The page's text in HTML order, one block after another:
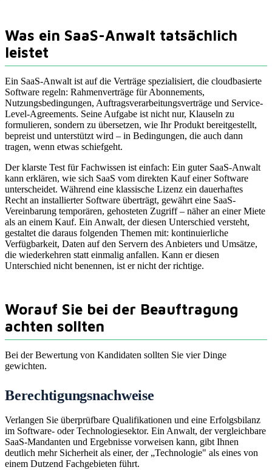
Was ein SaaS-Anwalt tatsächlich
leistet
Ein SaaS-Anwalt ist auf die Verträge spezialisiert, die cloudbasierte
Software regeln: Rahmenverträge für Abonnements,
Nutzungsbedingungen, Auftragsverarbeitungsverträge und Service-
Level-Agreements. Seine Aufgabe ist nicht nur, Klauseln zu
formulieren, sondern zu übersetzen, wie Ihr Produkt bereitgestellt,
bepreist und unterstützt wird – in Bedingungen, die auch dann
tragen, wenn etwas schiefgeht.
Der klarste Test für Fachwissen ist einfach: Ein guter SaaS-Anwalt
kann erklären, wie sich SaaS vom direkten Kauf einer Software
unterscheidet. Während eine klassische Lizenz ein dauerhaftes
Recht an installierter Software überträgt, gewährt eine SaaS-
Vereinbarung temporären, gehosteten Zugriff – näher an einer Miete
als an einem Kauf. Ein Anwalt, der diesen Unterschied versteht,
gestaltet die daraus folgenden Themen mit: kontinuierliche
Verfügbarkeit, Daten auf den Servern des Anbieters und Umsätze,
die wiederkehren statt einmalig anfallen. Kann er diesen
Unterschied nicht benennen, ist er nicht der richtige.
Worauf Sie bei der Beauftragung
achten sollten
Bei der Bewertung von Kandidaten sollten Sie vier Dinge
gewichten.
Berechtigungsnachweise
Verlangen Sie überprüfbare Qualifikationen und eine Erfolgsbilanz
im Software- oder Technologiesektor. Ein Anwalt, der vergleichbare
SaaS-Mandanten und Ergebnisse vorweisen kann, gibt Ihnen
deutlich mehr Sicherheit als einer, der „Technologie" als eines von
einem Dutzend Fachgebieten führt.